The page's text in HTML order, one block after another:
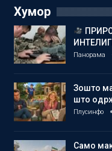
Хумор
Панорама
Зошто
што
Плусинфо
Само